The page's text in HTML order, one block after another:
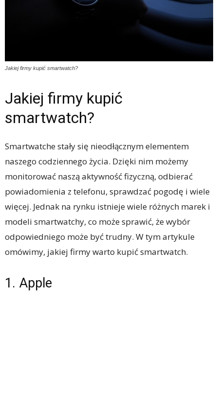
Jakiej firmy kupić smartwatch?
Jakiej firmy kupić
smartwatch?
Smartwatche stały się nieodłącznym elementem
naszego codziennego życia. Dzięki nim możemy
monitorować naszą aktywność fizyczną, odbierać
powiadomienia z telefonu, sprawdzać pogodę i wiele
więcej. Jednak na rynku istnieje wiele różnych marek i
modeli smartwatchy, co może sprawić, że wybór
odpowiedniego może być trudny. W tym artykule
omówimy, jakiej firmy warto kupić smartwatch.
1. Apple